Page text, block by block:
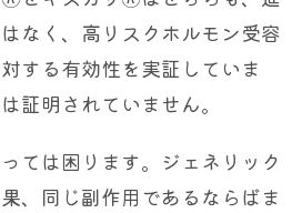
なく、高リスクホルモン受容
する有効性を実証していま
証明されていません。
ては困ります。ジェネリック
、同じ副作用であるならばま